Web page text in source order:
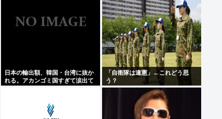
日本の輸出額、韓国・台湾に抜か
れる。アカンゴミ国すぎて涙出て
「自衛隊は違憲」←これどう思
う？